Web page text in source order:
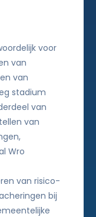
voor
van
van
stadium
van
van
Wro
van risico-
bij